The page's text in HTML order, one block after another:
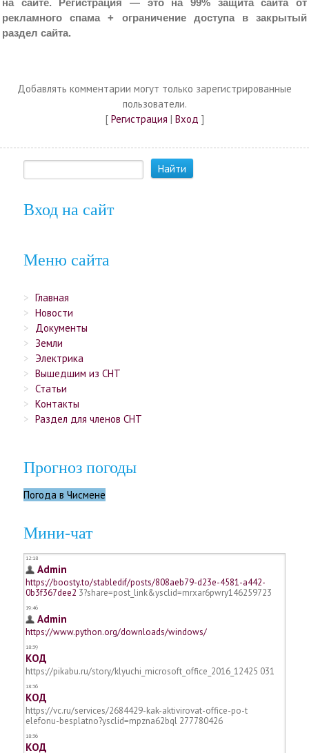
на сайте.
Регистрация — это на 99% защита сайта от
рекламного спама +
ограничение доступа
в закрытый
раздел сайта.
Добавлять комментарии могут только зарегистрированные
пользователи.
[ Регистрация | Вход ]
Вход на сайт
Меню сайта
Главная
Новости
Документы
Земли
Электрика
Вышедшим из СНТ
Статьи
Контакты
Раздел для членов СНТ
Прогноз погоды
Погода в Чисмене
Мини-чат